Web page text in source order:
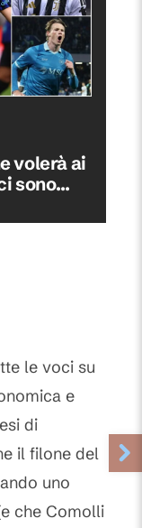
volerà ai
sono...
le voci su
e
di
il filone del
uno
che Comolli